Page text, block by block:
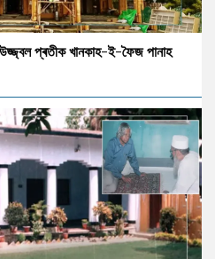
প্ৰতীক খানকাহ-ই-ফৈজ পানাহ